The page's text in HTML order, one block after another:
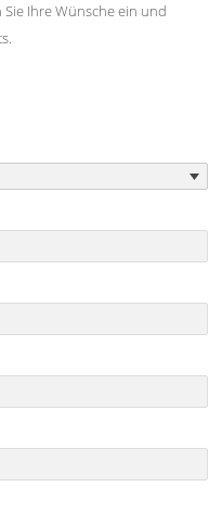
Ihre Wünsche ein und